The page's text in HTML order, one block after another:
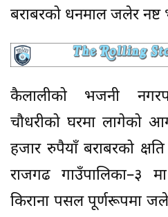
बराबरको धनमाल जलेर
कैलालीको भजनी
चौधरीको घरमा लागेको
हजार रुपैयाँ बराबरको
राजगढ गाउँपालिका–३
किराना पसल पूर्णरूपमा